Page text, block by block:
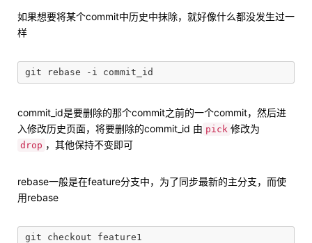
如果想要将某个commit中历史中抹除，就好像什么都没发生过一
样
commit_id是要删除的那个commit之前的一个commit，然后进
入修改历史页面，将要删除的commit_id 由 pick 修改为
drop ，其他保持不变即可
rebase一般是在feature分支中，为了同步最新的主分支，而使
用rebase
git checkout feature1